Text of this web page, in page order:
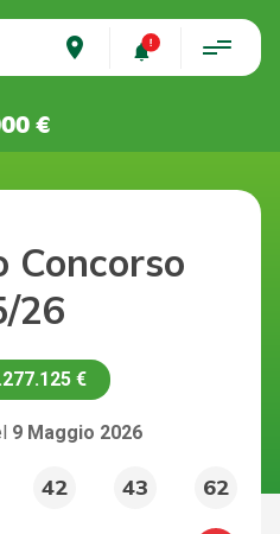
place
€
Concorso
26
€
9 Maggio 2026
42 43 62